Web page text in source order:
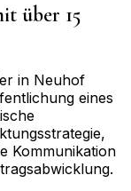
über 15
in Neuhof
eines
Kommunikation